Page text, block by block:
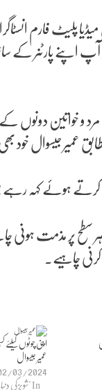
پلیٹ فارم
و خواتین دونوں
عمیر جیسوال خود
ہوئے کہہ رہے ہیں
پر مذمت ہونی
چاہیے۔
اپنی چوٹوں
عمیر جیسوال
03/2024
In "شوبز کی دنیا"